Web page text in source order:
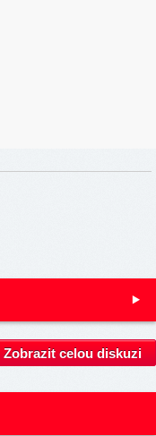
Zobrazit celou diskuzi